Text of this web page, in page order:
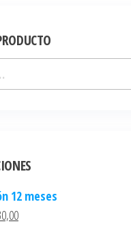
12 meses